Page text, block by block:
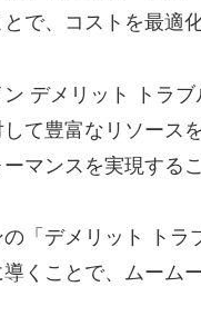
で、コストを最適
ン デメリット トラ
て豊富なリソース
マンスを実現する
「デメリット トラ
導くことで、ムーム